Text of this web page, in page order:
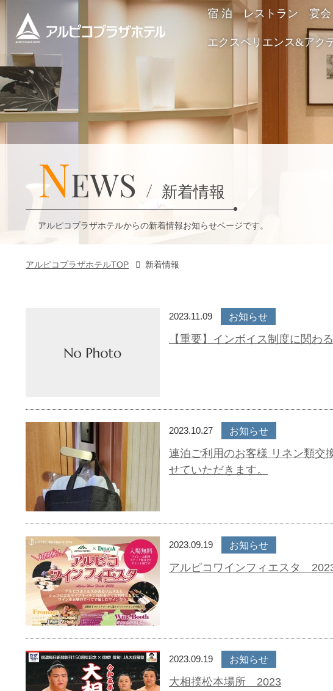
宿 泊 レストラン 宴
エクスペリエンス&アク
アルピコプラザホテルからの新着情報お知らせページです。
NEWS 新着情報
アルピコプラザホテルTOP 新着情報
2023.11.09 お知らせ
【重要】インボイス制度に関わ
2023.10.27 お知らせ
連泊ご利用のお客様 リネン類交
せていただきます。
2023.09.19 お知らせ
アルピコワインフィエスタ
2023.09.19 お知らせ
大相撲松本場所 2023